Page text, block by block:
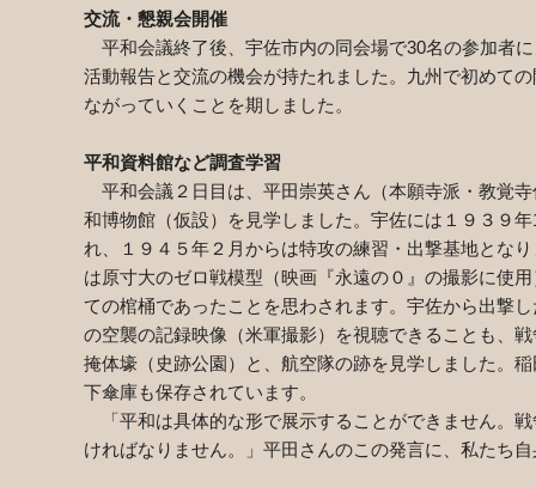
交流・懇親会開催
平和会議終了後、宇佐市内の同会場で30名の参加者
活動報告と交流の機会が持たれました。九州で初めて
ながっていくことを期しました。
平和資料館など調査学習
平和会議２日目は、平田崇英さん（本願寺派・教覚
和博物館（仮設）を見学しました。宇佐には１９３９
れ、１９４５年２月からは特攻の練習・出撃基地とな
は原寸大のゼロ戦模型（映画『永遠の０』の撮影に使
ての棺桶であったことを思わされます。宇佐から出撃
の空襲の記録映像（米軍撮影）を視聴できることも、
掩体壕（史跡公園）と、航空隊の跡を見学しました。
下傘庫も保存されています。
「平和は具体的な形で展示することができません。
ければなりません。」平田さんのこの発言に、私たち